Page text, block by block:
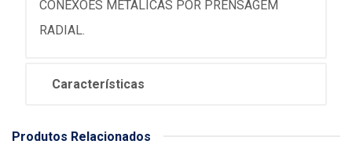
CONEXOES METALICAS POR PRENSAGEM
RADIAL.
Características
Produtos Relacionados